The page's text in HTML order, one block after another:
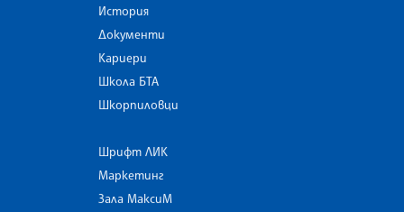
История
Документи
Кариери
Школа БТА
Шкорпиловци
Шрифт ЛИК
Маркетинг
Зала МаксиМ